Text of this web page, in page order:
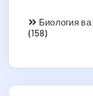
Биология
(158)